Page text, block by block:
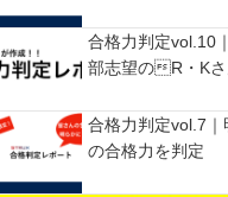
合格力判定vol.10
部志望のR・K
合格力判定vol.7
の合格力を判定